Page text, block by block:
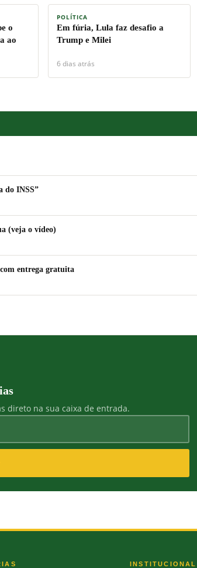
o
ao
POLÍTICA
Em fúria, Lula faz desafio a
Trump e Milei
6 dias atrás
do INSS”
(veja o vídeo)
entrega gratuita
direto na sua caixa de entrada.
INSTITUCIONAL